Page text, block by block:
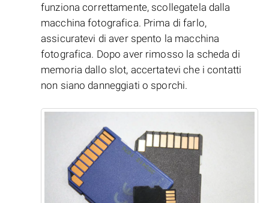
funziona correttamente, scollegatela dalla
macchina fotografica. Prima di farlo,
assicuratevi di aver spento la macchina
fotografica. Dopo aver rimosso la scheda di
memoria dallo slot, accertatevi che i contatti
non siano danneggiati o sporchi.